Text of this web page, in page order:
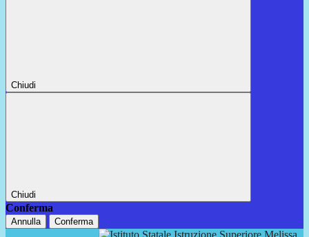
Chiudi
Chiudi
Conferma
Annulla Conferma